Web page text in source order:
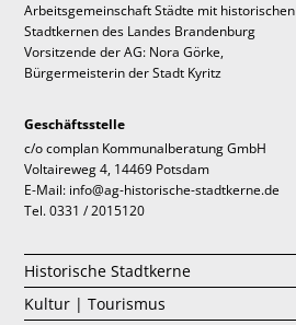
Arbeitsgemeinschaft Städte mit historischen
Stadtkernen des Landes Brandenburg
Vorsitzende der AG: Nora Görke,
Bürgermeisterin der Stadt Kyritz
Geschäftsstelle
c/o complan Kommunalberatung GmbH
Voltaireweg 4, 14469 Potsdam
E-Mail: info@ag-historische-stadtkerne.de
Tel. 0331 / 2015120
Historische Stadtkerne
Kultur | Tourismus